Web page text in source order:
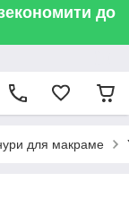
до
для макраме